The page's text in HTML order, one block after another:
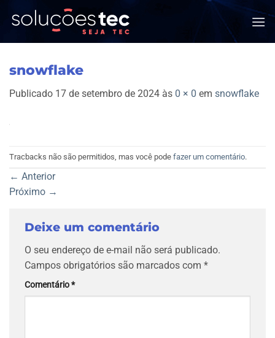
snowflake
Publicado 17 de setembro de 2024 às 0 × 0 em snowflake
Tracbacks não são permitidos, mas você pode fazer um comentário.
← Anterior
Próximo →
Deixe um comentário
O seu endereço de e-mail não será publicado.
Campos obrigatórios são marcados com *
Comentário*